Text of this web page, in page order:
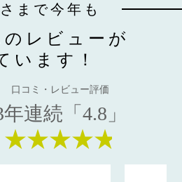
まで今年も
レビューが
います！
口コミ・レビュー評価
連続「4.8」
★★★★★